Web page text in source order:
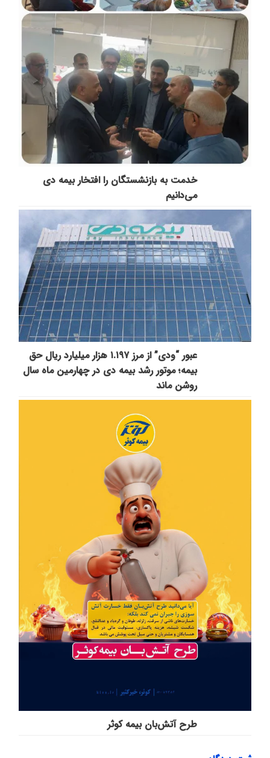
خدمت به بازنشستگان‌ را افتخار بیمه دی
می‌دانیم
عبور “ودی” از مرز ۱.۱۹۷ هزار میلیارد ریال حق
بیمه؛ موتور رشد بیمه دی در چهارمین ماه سال
روشن ماند
طرح آتش‌بان بیمه کوثر